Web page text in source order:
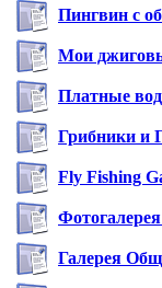
Пингвин с
Мои
Платные
Грибники и
Fly Fishing
Галерея